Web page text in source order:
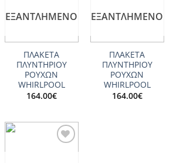
ΕΞΑΝΤΛΗΜΈΝΟ
ΠΛΑΚΕΤΑ
ΠΛΥΝΤΗΡΙΟΥ
ΡΟΥΧΩΝ
WHIRLPOOL
164.00€
ΕΞΑΝΤΛΗΜΈΝΟ
ΠΛΑΚΕΤΑ
ΠΛΥΝΤΗΡΙΟΥ
ΡΟΥΧΩΝ
WHIRLPOOL
164.00€